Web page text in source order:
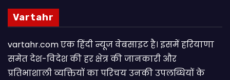
Vartahr
vartahr.com एक हिंदी न्यूज वेबसाइट है। इसमें हरियाणा
समेत देश-विदेश की हर क्षेत्र की जानकारी और
प्रतिभाशाली व्यक्तियों का परिचय उनकी उपलब्धियों के